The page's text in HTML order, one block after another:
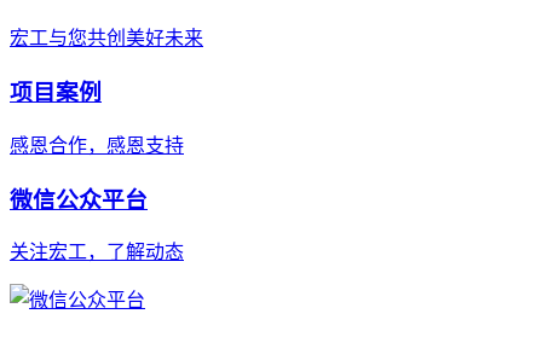
宏工与您共创美好未来
项目案例
感恩合作，感恩支持
微信公众平台
关注宏工，了解动态